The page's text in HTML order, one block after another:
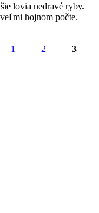
lovia nedravé ryby.
hojnom počte.
1 2 3